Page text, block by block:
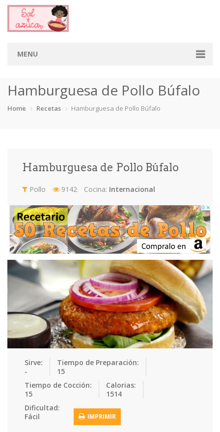
MENU
Categorias
Cordero
Ensaladas Equipment Frutas Galletas
Gelatinas Guarnicion… Helados Hot Dogs
Huevos Mariscos Mermeladas Muffins
Para Niños Pastas Pasteles
Pescados Pizzas Platos Fue… Pollo
Postres Recetas de… Recetas Do… Recetas Fá…
Recetas Me… Recetas Na…
Sandwiches Snacks
Tacos
Hamburguesa de Pollo Búfalo
Home Recetas Hamburguesa de Pollo Búfalo
Hamburguesa de Pollo Búfalo
Pollo 9142 Cocina: Internacional
Sirve:
-
Tiempo de Preparación:
15
Tiempo de Cocción:
15
Calorias:
1514
Dificultad:
Fácil
IMPRIMIR